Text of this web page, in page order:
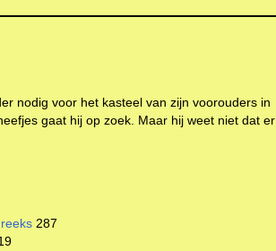
nodig voor het kasteel van zijn voorouders in
gaat hij op zoek. Maar hij weet niet dat er
287